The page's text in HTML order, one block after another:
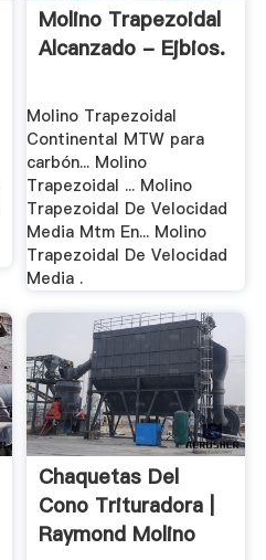
Molino Trapezoidal
Alcanzado - Ejbios.
Molino Trapezoidal
Continental MTW para
carbón... Molino
Trapezoidal ... Molino
Trapezoidal De Velocidad
Media Mtm En... Molino
Trapezoidal De Velocidad
Media .
Chaquetas Del
Cono Trituradora |
Raymond Molino